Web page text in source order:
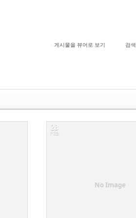
게시물을 뷰어로 보기 검색
No Image
23
FEB